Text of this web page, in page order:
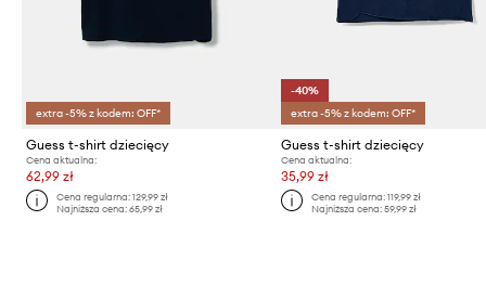
extra -5% z kodem: OFF*
Guess t-shirt dziecięcy
Cena aktualna:
62,99 zł
Cena regularna:129,99 zł
Najniższa cena:65,99 zł
-40%
extra -5% z kodem: OFF*
Guess t-shirt dziecięcy
Cena aktualna:
35,99 zł
Cena regularna: 119,99 zł
Najniższa cena: 59,99 zł